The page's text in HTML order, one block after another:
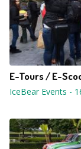
E-Tours / E-
IceBear Events -